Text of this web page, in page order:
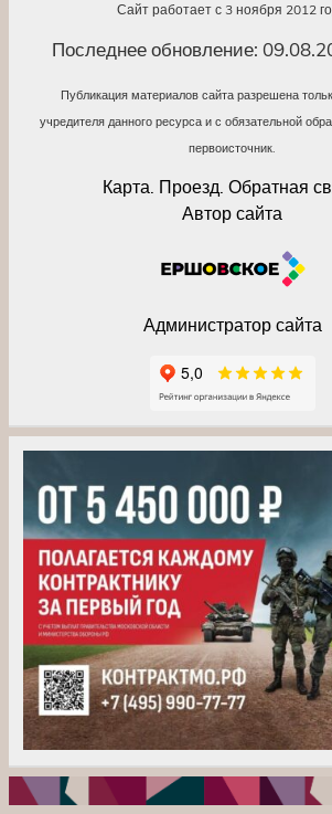
Сайт работает с 3 ноября 2012
Последнее обновление:
Публикация материалов сайта разрешена
учредителя данного ресурса и с обязательной
первоисточник.
Карта. Проезд. Обратная
Автор сайта
Администратор сайта